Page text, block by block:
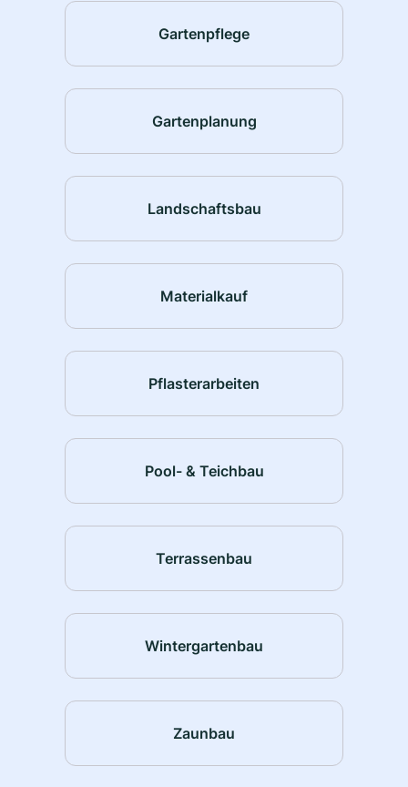
Gartenpflege
Gartenplanung
Landschaftsbau
Materialkauf
Pflasterarbeiten
Pool- & Teichbau
Terrassenbau
Wintergartenbau
Zaunbau